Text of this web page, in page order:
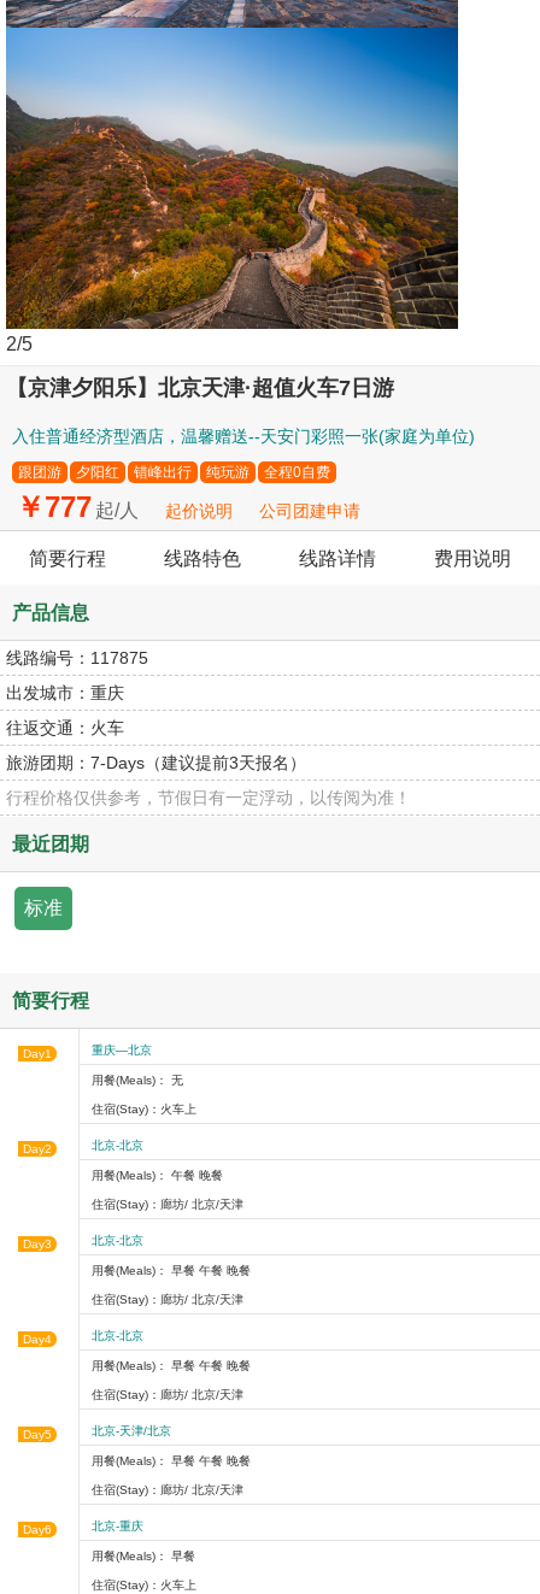
3/5
【京津夕阳乐】北京天津·超值火车7日游
入住普通经济型酒店，温馨赠送--天安门彩照一张(家庭为单位)
跟团游 夕阳红 错峰出行 纯玩游 全程0自费
￥777 起/人 起价说明 公司团建申请
简要行程 线路特色 线路详情 费用说明
产品信息
线路编号： 117875
出发城市： 重庆
往返交通： 火车
旅游团期： 7-Days（建议提前3天报名）
行程价格仅供参考，节假日有一定浮动，以传阅为准！
最近团期
标准
简要行程
Day1 重庆—北京
用餐(Meals)： 无
住宿(Stay)：火车上
Day2 北京-北京
用餐(Meals)： 午餐 晚餐
住宿(Stay)：廊坊/ 北京/天津
Day3 北京-北京
用餐(Meals)： 早餐 午餐 晚餐
住宿(Stay)：廊坊/ 北京/天津
Day4 北京-北京
用餐(Meals)： 早餐 午餐 晚餐
住宿(Stay)：廊坊/ 北京/天津
Day5 北京-天津/北京
用餐(Meals)： 早餐 午餐 晚餐
住宿(Stay)：廊坊/ 北京/天津
Day6 北京-重庆
用餐(Meals)： 早餐
住宿(Stay)：火车上